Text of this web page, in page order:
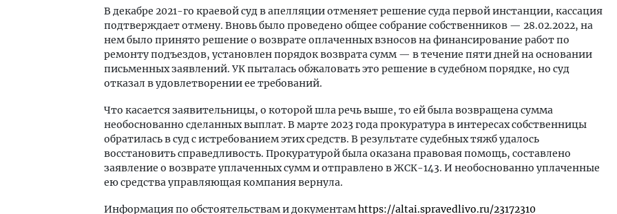
В декабре 2021-го краевой суд в апелляции отменяет решение суда первой инстанции, кассация
подтверждает отмену. Вновь было проведено общее собрание собственников — 28.02.2022, на
нем было принято решение о возврате оплаченных взносов на финансирование работ по
ремонту подъездов, установлен порядок возврата сумм — в течение пяти дней на основании
письменных заявлений. УК пыталась обжаловать это решение в судебном порядке, но суд
отказал в удовлетворении ее требований.
Что касается заявительницы, о которой шла речь выше, то ей была возвращена сумма
необоснованно сделанных выплат. В марте 2023 года прокуратура в интересах собственницы
обратилась в суд с истребованием этих средств. В результате судебных тяжб удалось
восстановить справедливость. Прокуратурой была оказана правовая помощь, составлено
заявление о возврате уплаченных сумм и отправлено в ЖСК-143. И необоснованно уплаченные
ею средства управляющая компания вернула.
Информация по обстоятельствам и документамhttps://altai.spravedlivo.ru/23172310